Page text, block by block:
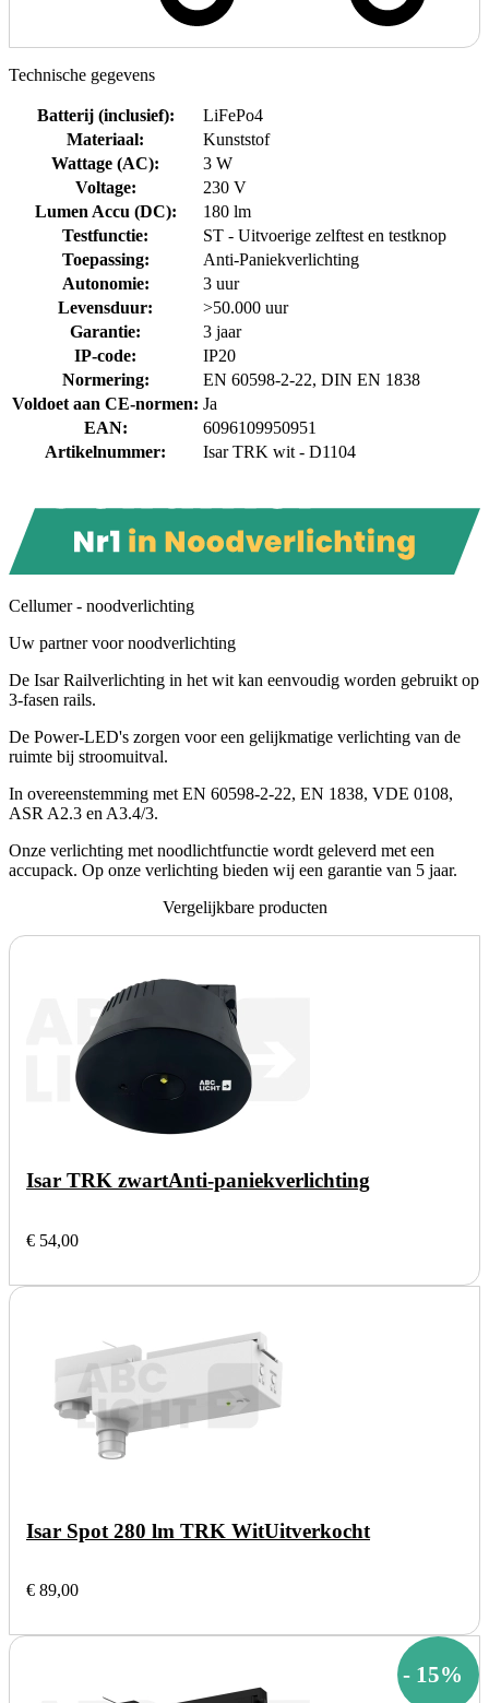
Technische gegevens
Batterij (inclusief):
LiFePo4
Materiaal:
Kunststof
Wattage (AC):
3 W
Voltage:
230 V
Lumen Accu (DC):
180 lm
Testfunctie:
ST - Uitvoerige zelftest en testknop
Toepassing:
Anti-Paniekverlichting
Autonomie:
3 uur
Levensduur:
>50.000 uur
Garantie:
3 jaar
IP-code:
IP20
Normering:
EN 60598-2-22, DIN EN 1838
Voldoet aan CE-normen: Ja
EAN:
6096109950951
Artikelnummer: Isar TRK wit - D1104
Cellumer - noodverlichting
Uw partner voor noodverlichting
De Isar Railverlichting in het wit kan eenvoudig worden gebruikt op
3-fasen rails.
De Power-LED's zorgen voor een gelijkmatige verlichting van de
ruimte bij stroomuitval.
In overeenstemming met EN 60598-2-22, EN 1838, VDE 0108,
ASR A2.3 en A3.4/3.
Onze verlichting met noodlichtfunctie wordt geleverd met een
accupack. Op onze verlichting bieden wij een garantie van 5 jaar.
Vergelijkbare producten
Isar TRK zwartAnti-paniekverlichting
€ 54,00
Isar Spot 280 lm TRK WitUitverkocht
€ 89,00
- 15%